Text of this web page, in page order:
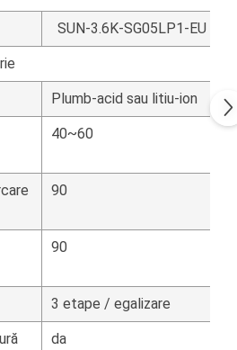
SUN-3.6K-SG05LP1-EU
Plumb-acid sau litiu-ion
40~60
90
90
3 etape / egalizare
da